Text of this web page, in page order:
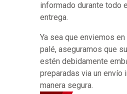
informado durante todo
entrega.
Ya sea que enviemos
palé, aseguramos que
estén debidamente
preparadas via un envío
manera segura.